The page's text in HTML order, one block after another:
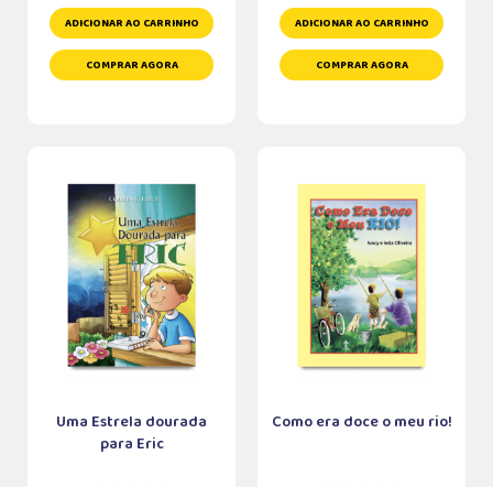
ADICIONAR AO CARRINHO
COMPRAR AGORA
ADICIONAR AO CARRINHO
COMPRAR AGORA
Uma Estrela dourada
para Eric
Como era doce o meu rio!